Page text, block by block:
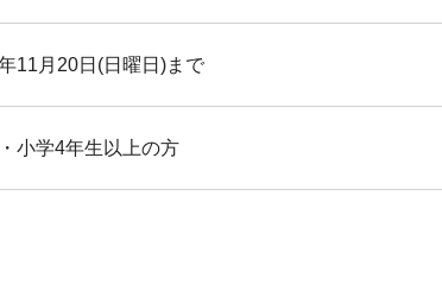
11月20日(日曜日)まで
小学4年生以上の方